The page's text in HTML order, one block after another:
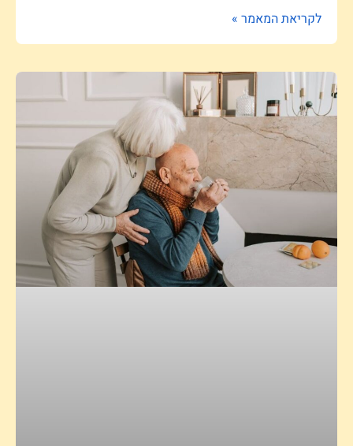
לקריאת המאמר »